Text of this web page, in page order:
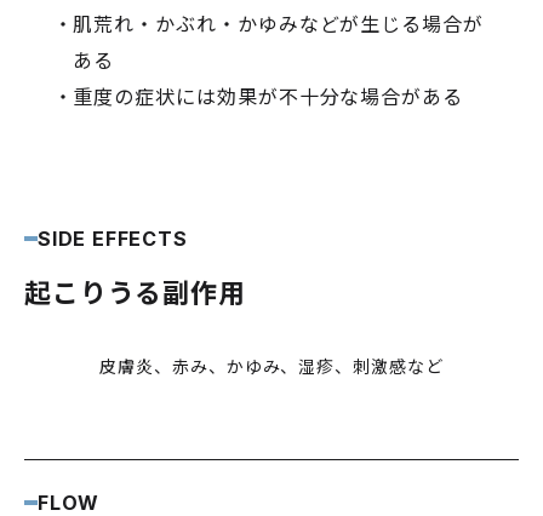
肌荒れ・かぶれ・かゆみなどが生じる場合が
ある
重度の症状には効果が不十分な場合がある
SIDE EFFECTS
起こりうる副作用
皮膚炎、赤み、かゆみ、湿疹、刺激感など
FLOW